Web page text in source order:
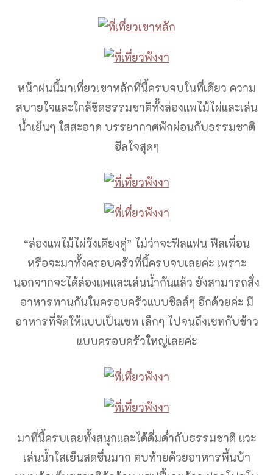
หน้าฝนนี้มาเที่ยวเขาหลักที่นี้ครบจบในที่เดียว ความ
สบายใจและใกล้ชิดธรรมชาติทั้งล่องแพไม้ไผ่และเล่น
น้ำเย็นๆ ใสสะอาด บรรยากาศพักผ่อนกับธรรมชาติ
ฮีลใจสุดๆ
“ล่องแพไม้ไผ่วังเคียงคู่” ไม่ว่าจะฟีลแฟน ฟีลเพื่อน
หรือจะมาทั้งครอบครัวที่นี้ครบจบเลยค่ะ เพราะ
นอกจากจะได้ล่องแพและเล่นน้ำกันแล้ว ยังสามารถสั่ง
อาหารทานกันในครอบครัวแบบชิลล์ๆ อีกด้วยค่ะ มี
อาหารที่จัดให้แบบเป็นเซท เล็กๆ ไปจนถึงเซทกับข้าว
แบบครอบครัวใหญ่เลยค่ะ
มาที่นี้ครบเลยทั้งสนุกและได้ดื่มด่ำกับธรรมชาติ แวะ
เล่นน้ำใสเย็นสดชื่นมาก ตบท้ายด้วยอาหารพื้นบ้า